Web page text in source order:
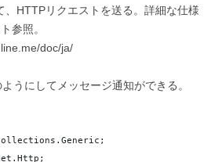
、HTTPリクエストを送る。詳細な仕様
参照。
doc/ja/
うにしてメッセージ通知ができる。